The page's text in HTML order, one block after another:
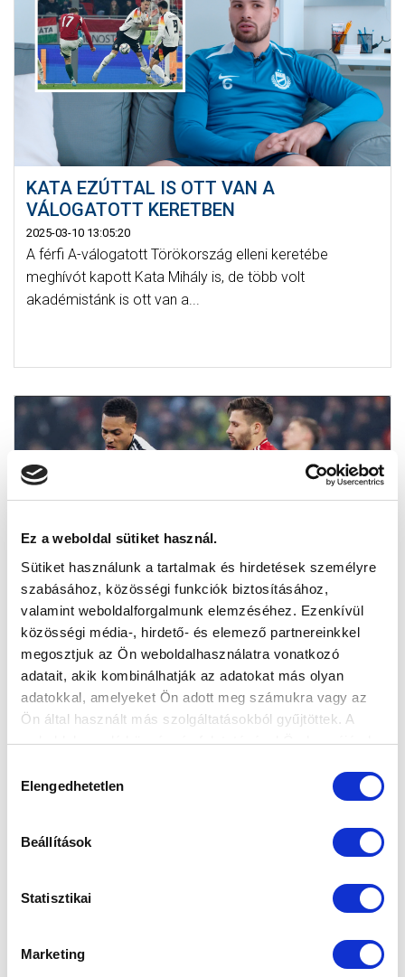
Ez a weboldal sütiket használ.
Sütiket használunk a tartalmak és hirdetések személyre
szabásához, közösségi funkciók biztosításához,
valamint weboldalforgalmunk elemzéséhez. Ezenkívül
közösségi média-, hirdető- és elemező partnereinkkel
megosztjuk az Ön weboldalhasználatra vonatkozó
adatait, akik kombinálhatják az adatokat más olyan
adatokkal, amelyeket Ön adott meg számukra vagy az
Ön által használt más szolgáltatásokból gyűjtöttek. A
weboldalon való böngészés folytatásával Ön hozzájárul a
kiválasztása
Elengedhetetlen
Beállítások
Statisztikai
Marketing
KATA EZÚTTAL IS OTT VAN A
VÁLOGATOTT KERETBEN
2025-03-10 13:05:20
A férfi A-válogatott Törökország elleni keretébe
meghívót kapott Kata Mihály is, de több volt
akadémistánk is ott van a...
KATA MIHÁLY: "PRÓBÁLTAM ÉLNI A
HOSSZABB IDŐ UTÁN KAPOTT
LEHETŐSÉGGEL" (LAPSZEMLE)
2024-11-22 11:14:50
A Nemzeti Sportnak nyilatkozott a válogatottban